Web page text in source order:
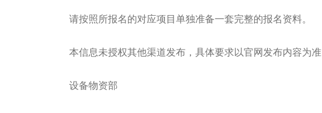
请按照所报名的对应项目单独准备一套完整的报名资料。
本信息未授权其他渠道发布，具体要求以官网发布内容为准
设备物资部